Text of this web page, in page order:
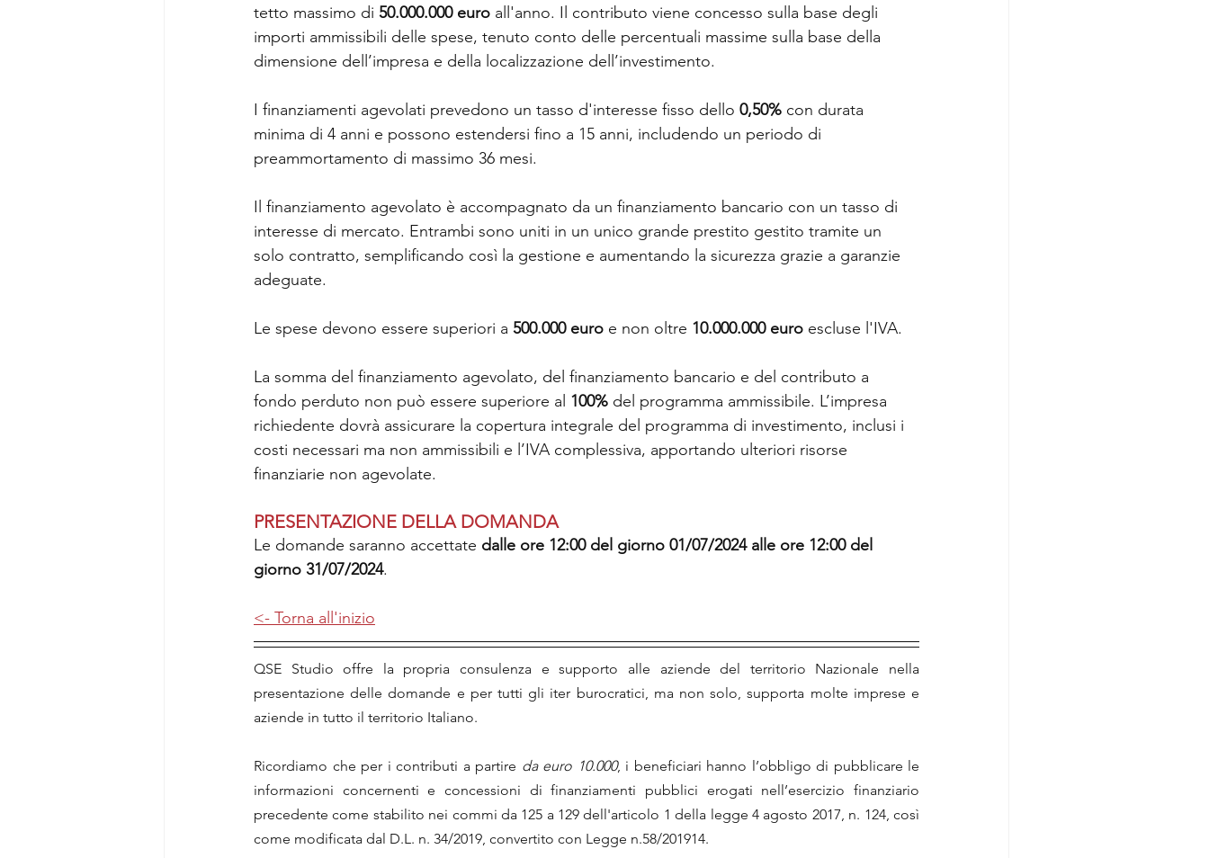
tetto massimo di 50.000.000 euro all'anno. Il contributo viene concesso sulla base degli
importi ammissibili delle spese, tenuto conto delle percentuali massime sulla base della
dimensione dell’impresa e della localizzazione dell’investimento.
I finanziamenti agevolati prevedono un tasso d'interesse fisso dello 0,50% con durata
minima di 4 anni e possono estendersi fino a 15 anni, includendo un periodo di
preammortamento di massimo 36 mesi.
Il finanziamento agevolato è accompagnato da un finanziamento bancario con un tasso di
interesse di mercato. Entrambi sono uniti in un unico grande prestito gestito tramite un
solo contratto, semplificando così la gestione e aumentando la sicurezza grazie a garanzie
adeguate.
Le spese devono essere superiori a 500.000 euro e non oltre 10.000.000 euro escluse l'IVA.
La somma del finanziamento agevolato, del finanziamento bancario e del contributo a
fondo perduto non può essere superiore al 100% del programma ammissibile. L’impresa
richiedente dovrà assicurare la copertura integrale del programma di investimento, inclusi i
costi necessari ma non ammissibili e l’IVA complessiva, apportando ulteriori risorse
finanziarie non agevolate.
PRESENTAZIONE DELLA DOMANDA
Le domande saranno accettate dalle ore 12:00 del giorno 01/07/2024 alle ore 12:00 del
giorno 31/07/2024.
<- Torna all'inizio
QSE Studio offre la propria consulenza e supporto alle aziende del territorio Nazionale nella
presentazione delle domande e per tutti gli iter burocratici, ma non solo, supporta molte imprese e
aziende in tutto il territorio Italiano.
Ricordiamo che per i contributi a partire da euro 10.000, i beneficiari hanno l’obbligo di pubblicare le
informazioni concernenti e concessioni di finanziamenti pubblici erogati nell’esercizio finanziario
precedente come stabilito nei commi da 125 a 129 dell'articolo 1 della legge 4 agosto 2017, n. 124, così
come modificata dal D.L. n. 34/2019, convertito con Legge n.58/201914.